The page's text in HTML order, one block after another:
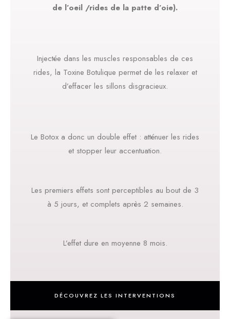
de l’oeil /rides de la patte d’oie).
Injectée dans les muscles responsables de ces
rides, la Toxine Botulique permet de les relaxer et
d’effacer les sillons disgracieux.
Le Botox a donc un double effet : atténuer les rides
et stopper leur accentuation.
Les premiers effets sont perceptibles au bout de 3
à 5 jours, et complets après 2 semaines.
L’effet dure en moyenne 8 mois.
DÉCOUVREZ LES INTERVENTIONS